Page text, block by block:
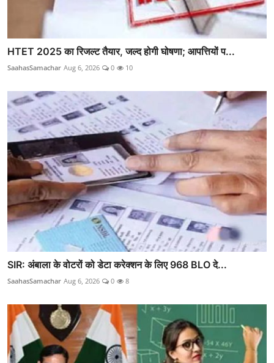
HTET 2025 का रिजल्ट तैयार, जल्द होगी घोषणा; आपत्तियों प...
SaahasSamachar Aug 6, 2026 0 10
SIR: अंबाला के वोटरों को डेटा करेक्शन के लिए 968 BLO दे...
SaahasSamachar Aug 6, 2026 0 8